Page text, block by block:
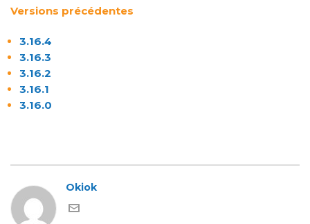
Versions précédentes
3.16.4
3.16.3
3.16.2
3.16.1
3.16.0
Okiok